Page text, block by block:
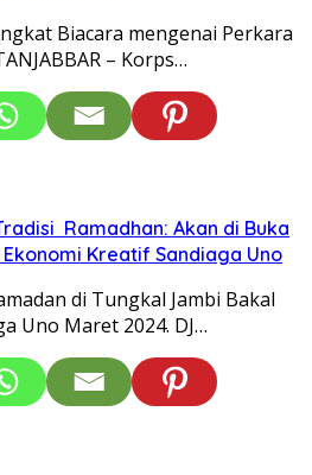
Biacara mengenai Perkara
– Korps…
Ramadhan: Akan di Buka
Kreatif Sandiaga Uno
di Tungkal Jambi Bakal
Uno Maret 2024. DJ…